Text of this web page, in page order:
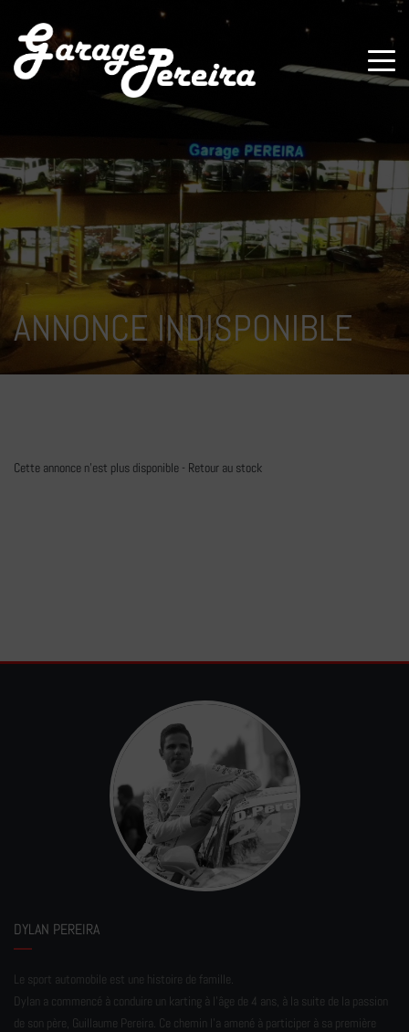
ANNONCE INDISPONIBLE
Cette annonce n'est plus disponible - Retour au stock
DYLAN PEREIRA
Le sport automobile est une histoire de famille.
Dylan a commencé à conduire un karting à l’âge de 4 ans, à la suite de la passion
de son père, Guillaume Pereira. Ce chemin l'a amené à participer à sa première
Paramètres avancés des cookies